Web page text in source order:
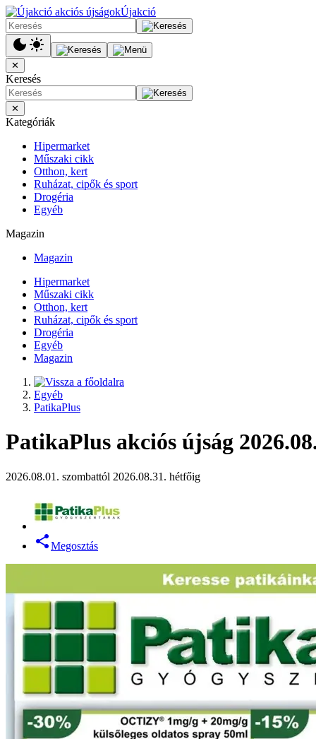
Újakció
✕
Keresés
✕
Kategóriák
Hipermarket
Műszaki cikk
Otthon, kert
Ruházat, cipők és sport
Drogéria
Egyéb
Magazin
Magazin
Hipermarket
Műszaki cikk
Otthon, kert
Ruházat, cipők és sport
Drogéria
Egyéb
Magazin
Egyéb
PatikaPlus
PatikaPlus akciós újság
2026.08.01. szombattól 2026.08.31. hétfőig
Megosztás